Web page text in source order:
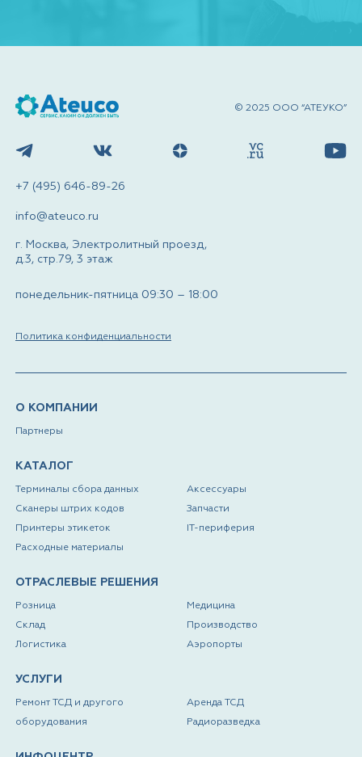
© 2025 ООО “АТЕУКО”
О КОМПАНИИ
Партнеры
КАТАЛОГ
Терминалы сбора данных
Сканеры штрих кодов
Принтеры этикеток
Расходные материалы
Аксессуары
Запчасти
IT-периферия
ОТРАСЛЕВЫЕ РЕШЕНИЯ
Розница
Склад
Логистика
Медицина
Производство
Аэропорты
УСЛУГИ
Ремонт ТСД и другого
оборудования
Аренда ТСД
Радиоразведка
+7 (495) 646-89-26
info@ateuco.ru
г. Москва, Электролитный проезд,
д.3, стр.79, 3 этаж
понедельник-пятница 09:30 – 18:00
Политика конфиденциальности